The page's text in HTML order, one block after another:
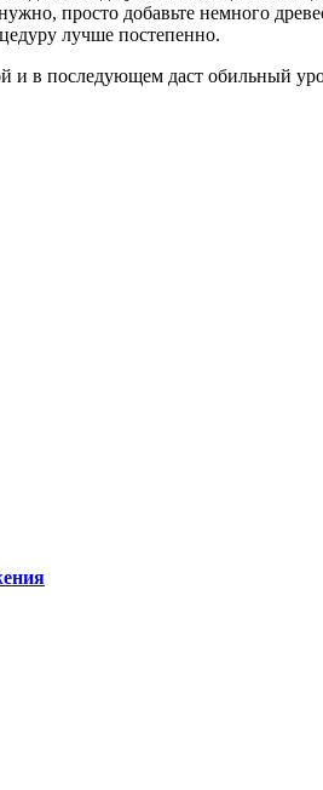
просто добавьте немного
лучше постепенно.
и в последующем даст обильный